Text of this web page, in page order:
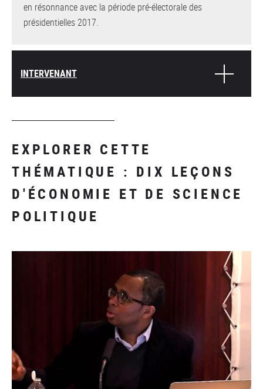
en résonnance avec la période pré-électorale des
présidentielles 2017.
INTERVENANT
EXPLORER CETTE
THÉMATIQUE : DIX LEÇONS
D'ÉCONOMIE ET DE SCIENCE
POLITIQUE